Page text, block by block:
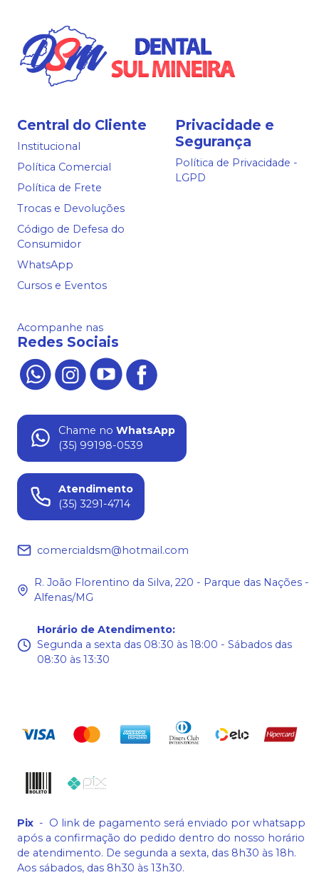
Central do Cliente
Institucional
Política Comercial
Política de Frete
Trocas e Devoluções
Código de Defesa do
Consumidor
WhatsApp
Cursos e Eventos
Privacidade e
Segurança
Política de Privacidade -
LGPD
Acompanhe nas
Redes Sociais
Chame no WhatsApp
(35) 99198-0539
Atendimento
(35) 3291-4714
comercialdsm@hotmail.com
R. João Florentino da Silva, 220 - Parque das Nações -
Alfenas/MG
Horário de Atendimento:
Segunda a sexta das 08:30 às 18:00 - Sábados das
08:30 às 13:30
Pix - O link de pagamento será enviado por whatsapp
após a confirmação do pedido dentro do nosso horário
de atendimento. De segunda a sexta, das 8h30 às 18h.
Aos sábados, das 8h30 às 13h30.